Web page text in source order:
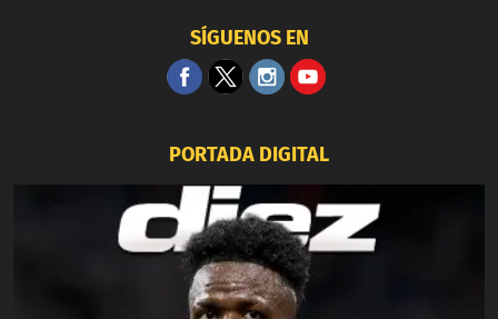
SÍGUENOS EN
PORTADA DIGITAL